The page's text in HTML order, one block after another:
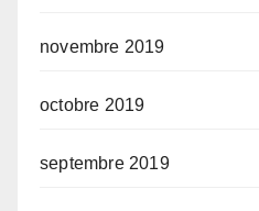
novembre 2019
octobre 2019
septembre 2019